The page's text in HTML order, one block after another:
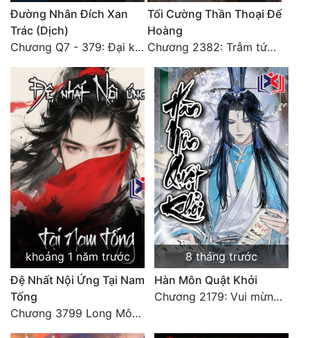
Đường Nhân Đích Xan
Trác (Dịch)
Chương Q7 - 379: Đại kết cục: Về nhà là phải vui vẻ. (2)
Tối Cường Thần Thoại Đế
Hoàng
Chương 2382: Trẫm tức hết thảy (*Đại Kết Cục) (2)
khoảng 1 năm trước
Đệ Nhất Nội Ứng Tại Nam
Tống
Chương 3799 Long Môn Thập Lục, Cô Đỉnh Ánh Sáng Mặt Trời
8 tháng trước
Hàn Môn Quật Khởi
Chương 2179: Vui mừng khôn xiết